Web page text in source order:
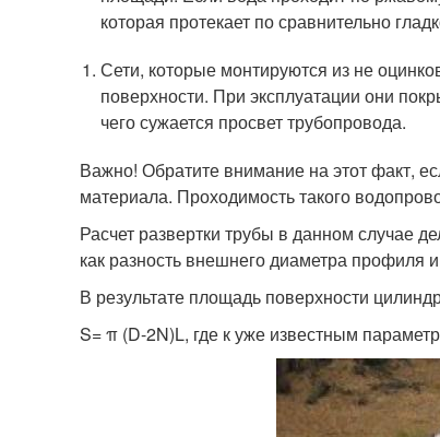
которая протекает по сравнительно
Сети, которые монтируются из не
поверхности. При эксплуатации они
чего сужается просвет трубопровода.
Важно! Обратите внимание на этот факт,
материала. Проходимость такого
Расчет развертки трубы в данном случае
как разность внешнего диаметра профиля
В результате площадь поверхности
S= π (D-2N)L, где к уже известным